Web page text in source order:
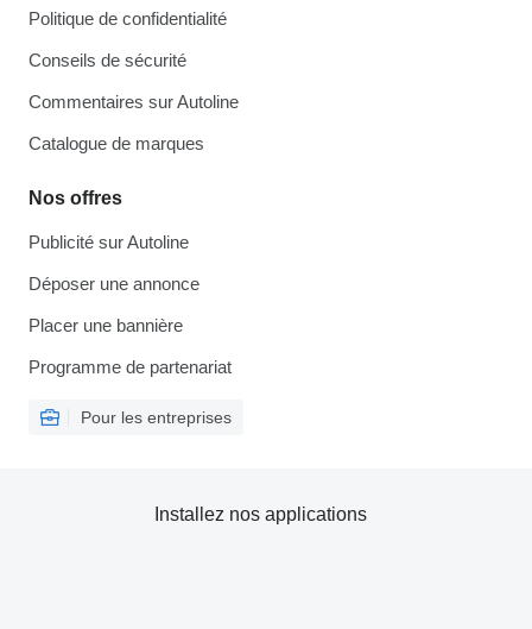
Politique de confidentialité
Conseils de sécurité
Commentaires sur Autoline
Catalogue de marques
Nos offres
Publicité sur Autoline
Déposer une annonce
Placer une bannière
Programme de partenariat
Pour les entreprises
Installez nos applications